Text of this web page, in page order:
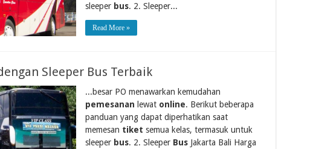
sleeper bus. 2. Sleeper...
Read More »
Sleeper Bus Terbaik
...besar PO menawarkan kemudahan
pemesanan lewat online. Berikut beberapa
panduan yang dapat diperhatikan saat
memesan tiket semua kelas, termasuk untuk
sleeper bus. 2. Sleeper BusJakarta Bali Harga